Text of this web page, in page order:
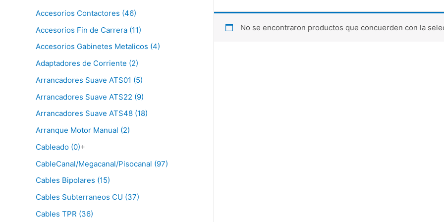
Accesorios Contactores (46)
Accesorios Fin de Carrera (11)
Accesorios Gabinetes Metalicos (4)
Adaptadores de Corriente (2)
Arrancadores Suave ATS01 (5)
Arrancadores Suave ATS22 (9)
Arrancadores Suave ATS48 (18)
Arranque Motor Manual (2)
Cableado (0)+
CableCanal/Megacanal/Pisocanal (97)
Cables Bipolares (15)
Cables Subterraneos CU (37)
Cables TPR (36)
No se encontraron productos que concuerden con la